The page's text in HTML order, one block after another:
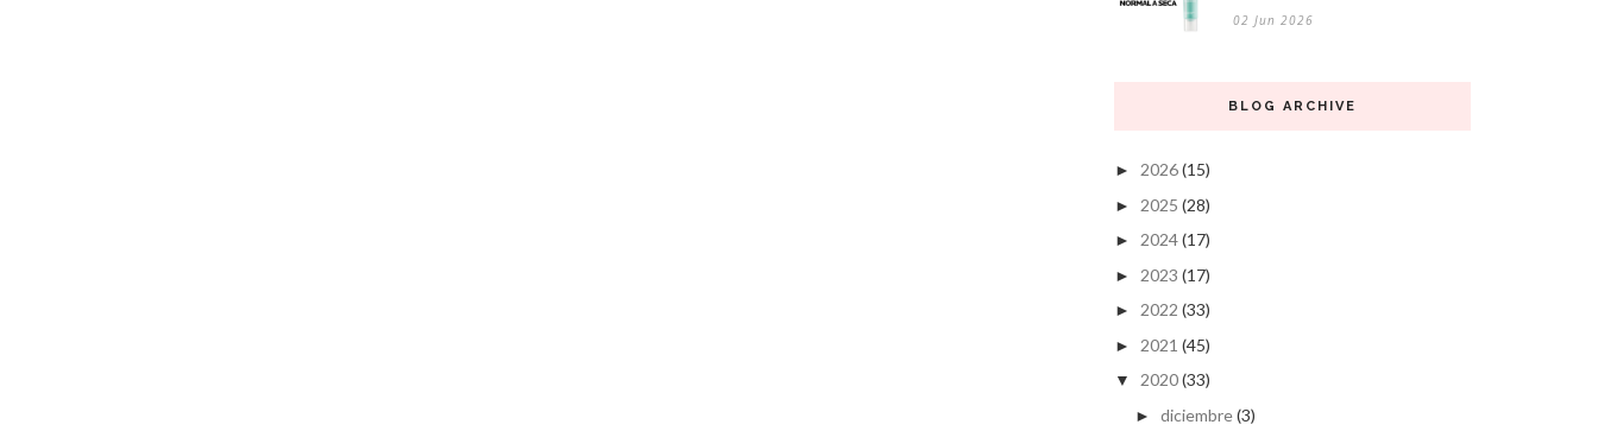
02 Jun 2026
BLOG ARCHIVE
► 2026(15)
► 2025 (28)
► 2024(17)
► 2023 (17)
► 2022 (33)
► 2021 (45)
▼ 2020(33)
► diciembre(3)